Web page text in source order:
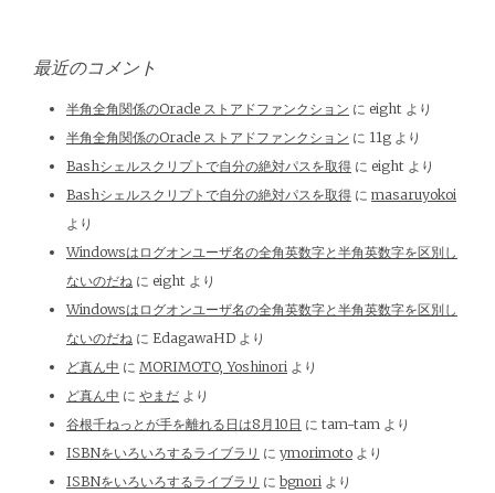
最近のコメント
半角全角関係のOracle ストアドファンクション に eight より
半角全角関係のOracle ストアドファンクション に 11g より
Bashシェルスクリプトで自分の絶対パスを取得 に eight より
Bashシェルスクリプトで自分の絶対パスを取得 に masaruyokoi
より
Windowsはログオンユーザ名の全角英数字と半角英数字を区別し
ないのだね に eight より
Windowsはログオンユーザ名の全角英数字と半角英数字を区別し
ないのだね に EdagawaHD より
ど真ん中 に MORIMOTO, Yoshinori より
ど真ん中 に やまだ より
谷根千ねっとが手を離れる日は8月10日 に tam-tam より
ISBNをいろいろするライブラリ に ymorimoto より
ISBNをいろいろするライブラリ に bgnori より